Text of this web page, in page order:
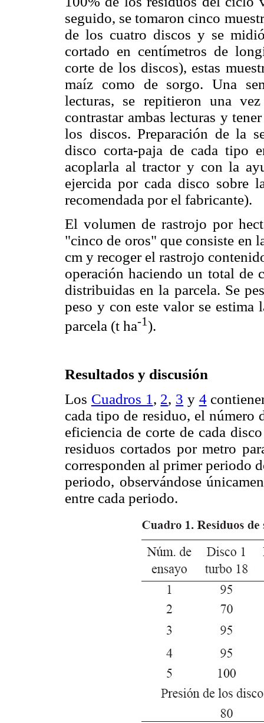
seguido, se tomaron cinco
de los cuatro discos y se
cortado en centímetros de
corte de los discos), estas
maíz como de sorgo. Una
lecturas, se repitieron una
contrastar ambas lecturas y
los discos. Preparación de la
disco corta-paja de cada tipo
acoplarla al tractor y con la
ejercida por cada disco sobre
recomendada por el fabricante).
El volumen de rastrojo por
"cinco de oros" que consiste en
cm y recoger el rastrojo
operación haciendo un total de
distribuidas en la parcela. Se
peso y con este valor se estima
parcela (t ha-1).
Resultados y discusión
Los Cuadros 1 , 2, 3 y 4
cada tipo de residuo, el número
eficiencia de corte de cada
residuos cortados por metro
corresponden al primer periodo
periodo, observándose
entre cada periodo.